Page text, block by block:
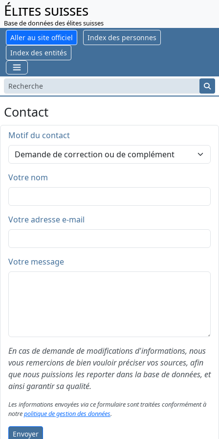
Élites suisses
Base de données des élites suisses
Aller au site officiel
Index des personnes
Index des entités
Contact
Motif du contact
Votre nom
Votre adresse e-mail
Votre message
En cas de demande de modifications d'informations, nous
vous remercions de bien vouloir préciser vos sources, afin
que nous puissions les reporter dans la base de données, et
ainsi garantir sa qualité.
Les informations envoyées via ce formulaire sont traitées conformément à
notrepolitique de gestion des données.
Envoyer